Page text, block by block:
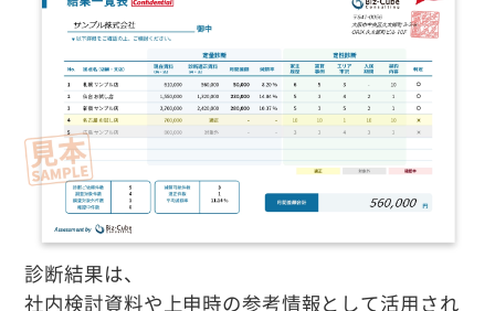
診断結果は、
社内検討資料や上申時の参考情報として活用され